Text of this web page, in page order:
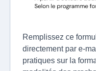
Remplissez ce
directement par e-
pratiques sur la